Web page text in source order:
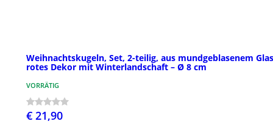
Weihnachtskugeln, Set, 2-teilig, aus mundgeblasenem
rotes Dekor mit Winterlandschaft – Ø 8 cm
VORRÄTIG
€ 21,90